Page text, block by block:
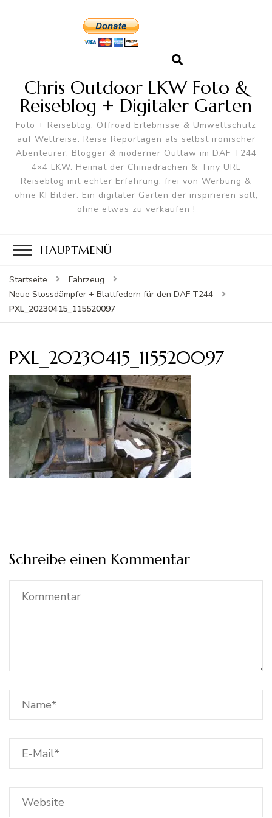
Chris Outdoor LKW Foto &
Reiseblog + Digitaler Garten
Foto + Reiseblog, Offroad Erlebnisse & Umweltschutz
auf Weltreise. Reise Reportagen als selbst ironischer
Abenteurer, Blogger & moderner Outlaw im DAF T244
4×4 LKW. Heimat der Chinadrachen & Tiny URL
Reiseblog mit echter Erfahrung, frei von Werbung &
ohne KI Bilder. Ein digitaler Garten der inspirieren soll,
ohne etwas zu verkaufen !
HAUPTMENÜ
Startseite
Fahrzeug
Neue Stossdämpfer + Blattfedern für den DAF T244
PXL_20230415_115520097
PXL_20230415_115520097
Schreibe einen Kommentar